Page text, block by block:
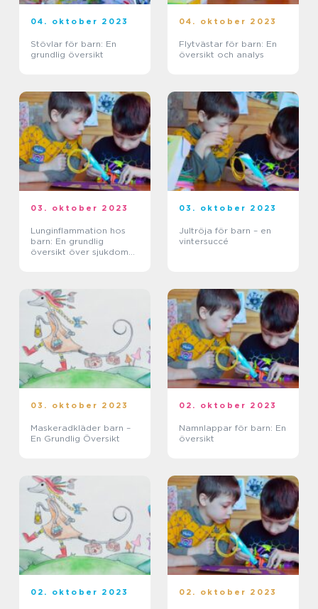
04. oktober 2023
Stövlar för barn: En
grundlig översikt
04. oktober 2023
Flytvästar för barn: En
översikt och analys
03. oktober 2023
Lunginflammation hos
barn: En grundlig
översikt över sjukdomen
03. oktober 2023
Jultröja för barn – en
vintersuccé
03. oktober 2023
Maskeradkläder barn –
En Grundlig Översikt
02. oktober 2023
Namnlappar för barn: En
översikt
02. oktober 2023 02. oktober 2023